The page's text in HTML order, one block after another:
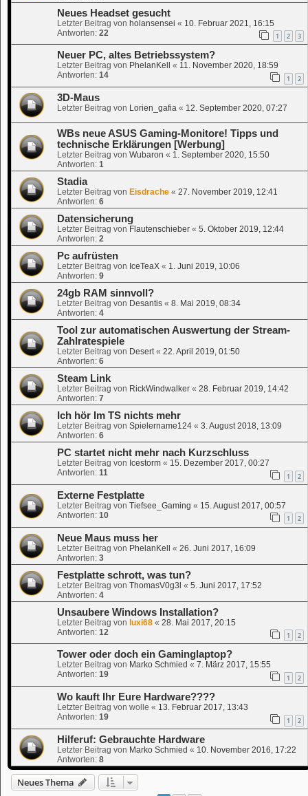
Neues Headset gesucht
Letzter Beitrag von holansensei « 10. Februar 2021, 16:15
Antworten: 22 1 2 3
Neuer PC, altes Betriebssystem?
Letzter Beitrag von PhelanKell « 11. November 2020, 18:59
Antworten: 14 1 2
3D-Maus
Letzter Beitrag von Lorien_gafia « 12. September 2020, 07:27
WBs neue ASUS Gaming-Monitore! Tipps und
technische Erklärungen [Werbung]
Letzter Beitrag von Wubaron « 1. September 2020, 15:50
Antworten: 1
Stadia
Letzter Beitrag von Eisdrache « 27. November 2019, 12:41
Antworten: 6
Datensicherung
Letzter Beitrag von Flautenschieber « 5. Oktober 2019, 12:44
Antworten: 2
Pc aufrüsten
Letzter Beitrag von IceTeaX « 1. Juni 2019, 10:06
Antworten: 9
24gb RAM sinnvoll?
Letzter Beitrag von Desantis « 8. Mai 2019, 08:34
Antworten: 4
Tool zur automatischen Auswertung der Stream-
Zahlratespiele
Letzter Beitrag von Desert« 22. April 2019, 01:50
Antworten: 6
Steam Link
Letzter Beitrag von RickWindwalker « 28. Februar 2019, 14:42
Antworten: 7
Ich hör Im TS nichts mehr
Letzter Beitrag von Spielername124 « 3. August 2018, 13:09
Antworten: 6
PC startet nicht mehr nach Kurzschluss
Letzter Beitrag von Icestorm « 15. Dezember 2017, 00:27
Antworten: 11 1 2
Externe Festplatte
Letzter Beitrag von Tiefsee_Gaming « 15. August 2017, 00:57
Antworten: 10 1 2
Neue Maus muss her
Letzter Beitrag von PhelanKell « 26. Juni 2017, 16:09
Antworten: 3
Festplatte schrott, was tun?
Letzter Beitrag von ThomasV0g3l « 5. Juni 2017, 17:52
Antworten: 4
Unsaubere Windows Installation?
Letzter Beitrag von luxi68 « 28. Mai 2017, 20:15
Antworten: 12 1 2
Tower oder doch ein Gaminglaptop?
Letzter Beitrag von Marko Schmied « 7. März 2017, 15:55
Antworten: 19 1 2
Wo kauft Ihr Eure Hardware????
Letzter Beitrag von wolle « 13. Februar 2017, 13:43
Antworten: 19 1 2
Hilferuf: Gebrauchte Hardware
Letzter Beitrag von Marko Schmied « 10. November 2016, 17:22
Antworten: 8
Neues Thema